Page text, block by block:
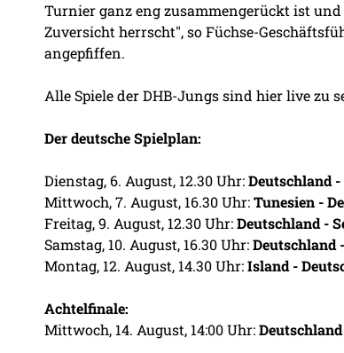
Turnier ganz eng zusammengerückt ist
Zuversicht herrscht", so Füchse-
angepfiffen.
Alle Spiele der DHB-Jungs sind hierlive zu
Der deutsche Spielplan:
Dienstag, 6. August, 12.30 Uhr:Deutschland
Mittwoch, 7. August, 16.30 Uhr:Tunesien -
Freitag, 9. August, 12.30 Uhr:Deutschland -
Samstag, 10. August, 16.30 Uhr:Deutschland
Montag, 12. August, 14.30 Uhr:Island -
Achtelfinale:
Mittwoch, 14. August, 14:00 Uhr: